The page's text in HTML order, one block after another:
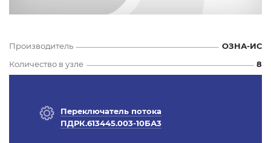
Производитель
ОЗНА-ИС
Количество в узле
8
Переключатель потока
ПДРК.613445.003-10БА3